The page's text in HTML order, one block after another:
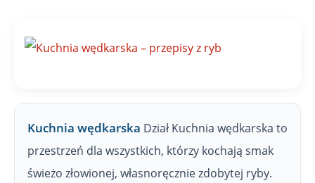
Kuchnia wędkarska Dział Kuchnia wędkarska to
przestrzeń dla wszystkich, którzy kochają smak
świeżo złowionej, własnoręcznie zdobytej ryby.